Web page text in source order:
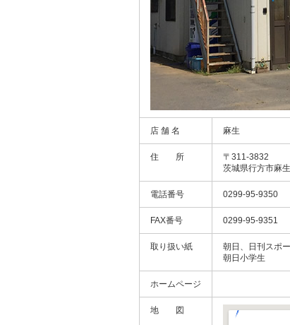
店 舗 名 麻生
住 所
〒311-3832
茨城県行方市麻
電話番号 0299-95-9350
FAX番号 0299-95-9351
取り扱い紙
朝日、日刊スポ
朝日小学生
ホームページ
地 図